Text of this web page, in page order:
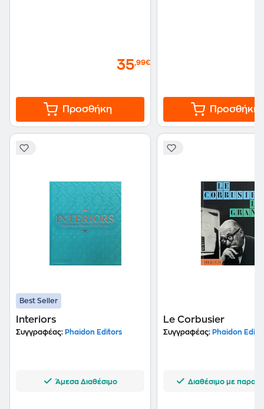
35,99€
Προσθήκη Προσθήκη
Best Seller
Interiors
Συγγραφέας: Phaidon Editors
Άμεσα Διαθέσιμο
Le Corbusier
Συγγραφέας: Phaidon
Διαθέσιμο με